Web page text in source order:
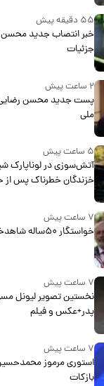
۵۵ دقیقه پیش
خبر انتصاب جدید محسن
جزئیات
پست جدید محسن رضایی
ملی
۵ ساعت پیش
آتش‌سوزی در لوناپارک
خزندگان خطرناک پس از
۷ ساعت پیش
خواستگار ۵۰ساله شاهدخت لئونور بازداشت شد
نخستین تصویر لیونل مسی
پدر+عکس و فیلم
۷ ساعت پیش
استوری مرموز محمدحسین
بازکات